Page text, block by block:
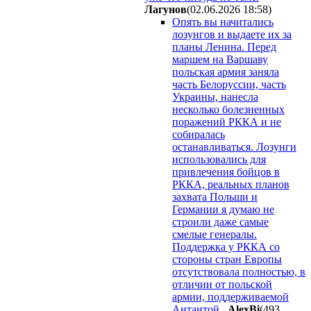
Лaгyнoв(02.06.2026 18:58)
Опять вы начитались
лозунгов и выдаете их за
планы Ленина. Перед
маршем на Варшаву
польская армия заняла
часть Белоруссии, часть
Украины, нанесла
несколько болезненных
поражений РККА и не
собиралась
останавливаться. Лозунги
использовались для
привлечения бойцов в
РККА, реальных планов
захвата Польши и
Германии я думаю не
строили даже самые
смелые генералы.
Поддержка у РККА со
стороны стран Европы
отсутствовала полностью, в
отличии от польской
армии, поддерживаемой